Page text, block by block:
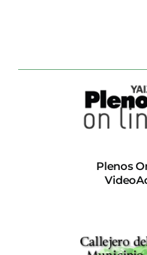
Plenos